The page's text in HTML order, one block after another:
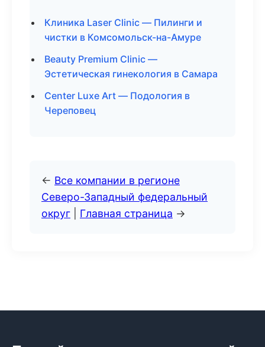
Клиника Laser Clinic — Пилинги и
чистки в Комсомольск-на-Амуре
Beauty Premium Clinic —
Эстетическая гинекология в Самара
Center Luxe Art — Подология в
Череповец
← Все компании в регионе
Северо-Западный федеральный
округ
Главная страница →